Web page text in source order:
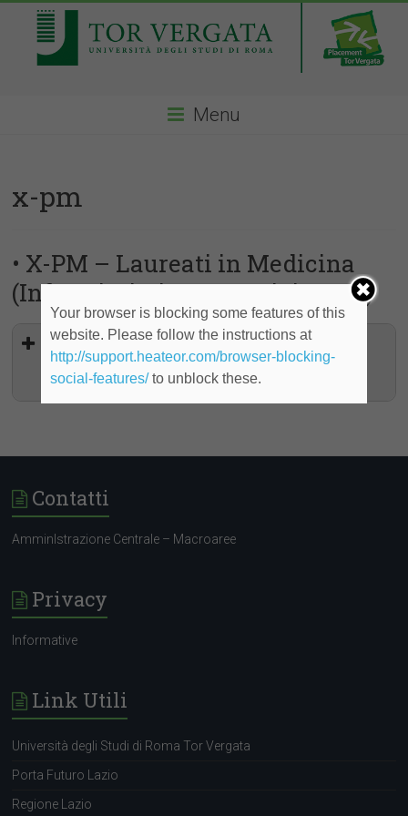
Menu
x-pm
• X-PM – Laureati in Medicina
(Infermieristica, Ostetricia, OSS)
Infermieri, Ostetriche, Operatori
Socio-Sanitari – Tempo
indeterminato, Germania
Contatti
AmminIstrazione Centrale – Macroaree
Privacy
Informative
Link Utili
Università degli Studi di Roma Tor Vergata
Porta Futuro Lazio
Regione Lazio
Your browser is blocking some features of this
website. Please follow the instructions at
http://support.heateor.com/browser-blocking-
social-features/to unblock these.